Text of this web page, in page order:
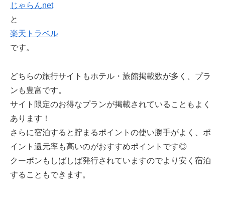
じゃらんnet
と
楽天トラベル
です。
どちらの旅行サイトもホテル・旅館掲載数が多く、プラ
ンも豊富です。
サイト限定のお得なプランが掲載されていることもよく
あります！
さらに宿泊すると貯まるポイントの使い勝手がよく、ポ
イント還元率も高いのがおすすめポイントです◎
クーポンもしばしば発行されていますのでより安く宿泊
することもできます。